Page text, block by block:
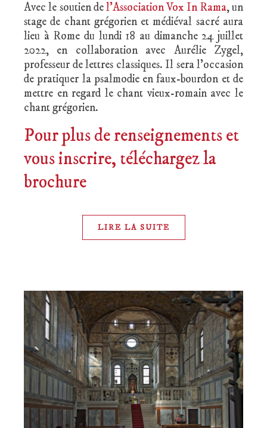
Avec le soutien del’Association Vox In Rama, un
stage de chant grégorien et médiéval sacré aura
lieu à Rome du lundi 18 au dimanche 24 juillet
2022, en collaboration avec Aurélie Zygel,
professeur de lettres classiques. Il sera l’occasion
de pratiquer la psalmodie en faux-bourdon et de
mettre en regard le chant vieux-romain avec le
chant grégorien.
Pour plus de renseignements et
vous inscrire, téléchargez la
brochure
LIRE LA SUITE